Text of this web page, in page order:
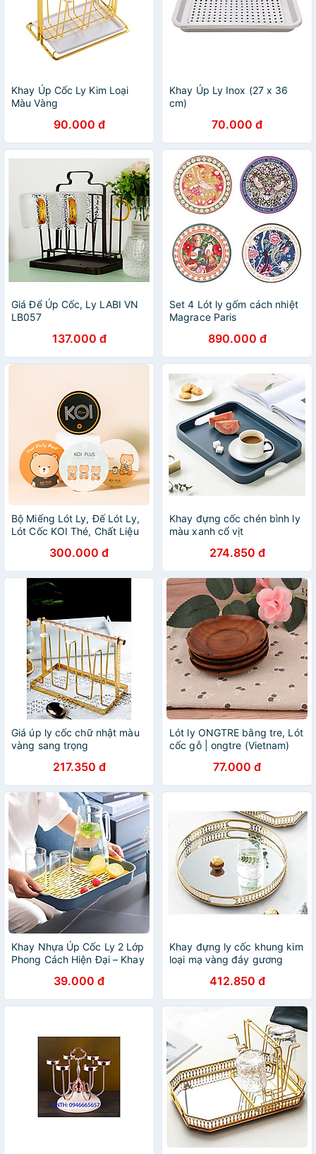
Khay Úp Cốc Ly Kim Loại
Màu Vàng
90.000 đ
Khay Úp Ly Inox (27 x 36
cm)
70.000 đ
Giá Để Úp Cốc, Ly LABI VN
LB057
137.000 đ
Set 4 Lót ly gốm cách nhiệt
Magrace Paris
890.000 đ
Bộ Miếng Lót Ly, Đế Lót Ly,
Lót Cốc KOI Thé, Chất Liệu
BB Bear Ceramic Drink
Coasters
300.000 đ
Khay đựng cốc chén bình ly
màu xanh cổ vịt
274.850 đ
Giá úp ly cốc chữ nhật màu
vàng sang trọng
217.350 đ
Lót ly ONGTRE bằng tre, Lót
cốc gỗ | ongtre (Vietnam)
77.000 đ
Khay Nhựa Úp Cốc Ly 2 Lớp
Phong Cách Hiện Đại – Khay
Lợi Đa Năng - HÀNG CHÍNH
HÃNG MINIIN
39.000 đ
Khay đựng ly cốc khung kim
loại mạ vàng đáy gương
412.850 đ